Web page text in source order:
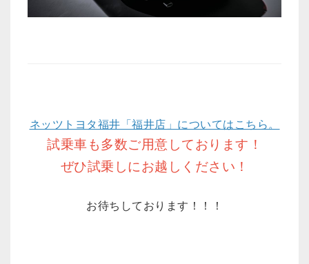
ネッツトヨタ福井「福井店」についてはこちら。
試乗車も多数ご用意しております！
ぜひ試乗しにお越しください！
お待ちしております！！！